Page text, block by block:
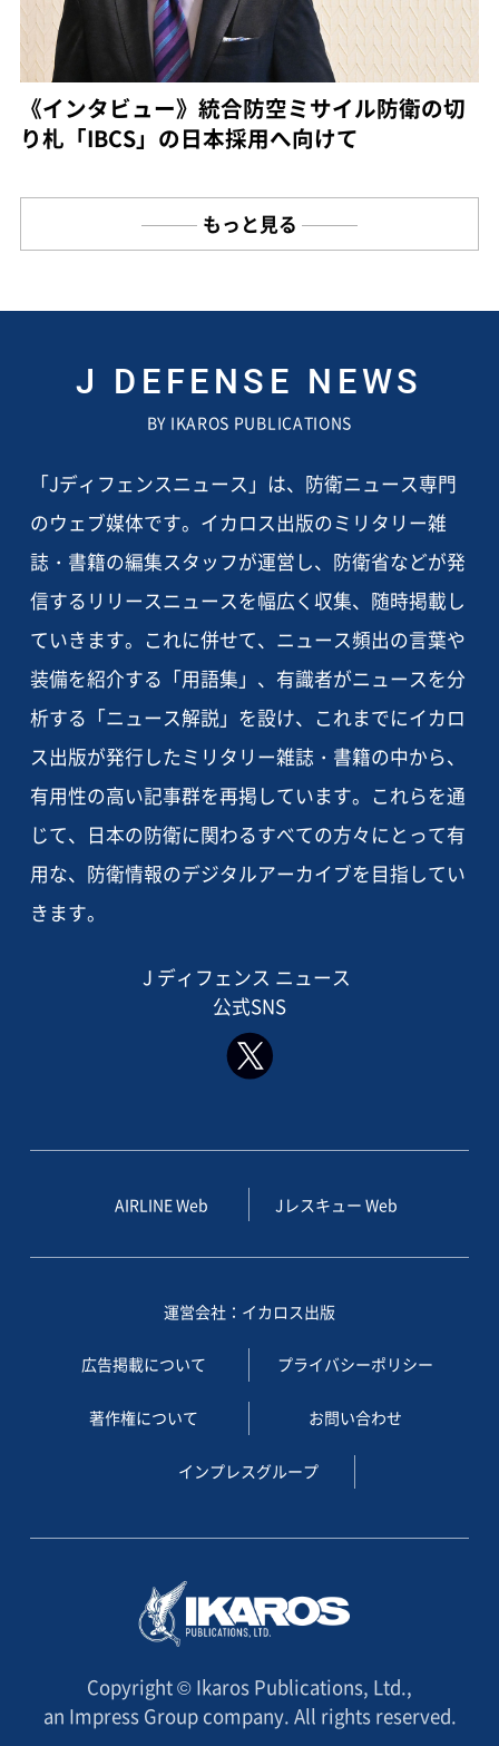
《インタビュー》統合防空ミサイル防衛の切
り札「IBCS」の日本採用へ向けて
もっと見る
J DEFENSE NEWS
BY IKAROS PUBLICATIONS
「Jディフェンスニュース」は、防衛ニュース専門
のウェブ媒体です。イカロス出版のミリタリー雑
誌・書籍の編集スタッフが運営し、防衛省などが発
信するリリースニュースを幅広く収集、随時掲載し
ていきます。これに併せて、ニュース頻出の言葉や
装備を紹介する「用語集」、有識者がニュースを分
析する「ニュース解説」を設け、これまでにイカロ
ス出版が発行したミリタリー雑誌・書籍の中から、
有用性の高い記事群を再掲しています。これらを通
じて、日本の防衛に関わるすべての方々にとって有
用な、防衛情報のデジタルアーカイブを目指してい
きます。
J ディフェンス ニュース
公式SNS
AIRLINE Web Jレスキュー Web
運営会社：イカロス出版
広告掲載について プライバシーポリシー
著作権について お問い合わせ
インプレスグループ
Copyright © Ikaros Publications, Ltd.,
an Impress Group company. All rights reserved.